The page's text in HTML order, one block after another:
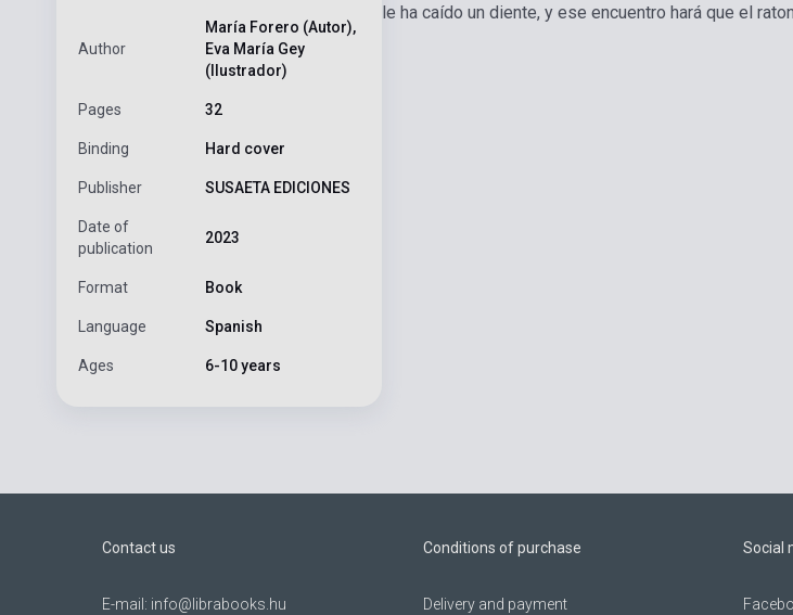
Author
María Forero (Autor),
Eva María Gey
(Ilustrador)
Pages 32
Binding Hard cover
Publisher SUSAETA EDICIONES
Date of
publication
2023
Format Book
Language Spanish
Ages 6-10 years
le ha caído un diente, y ese encuentro hará que el
Contact us
E-mail: info@librabooks.hu
Conditions of purchase
Delivery and payment
Social